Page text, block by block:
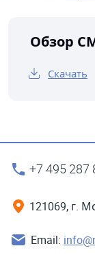
Обзор
Скачать
+7 495 287
121069, г.
Email: